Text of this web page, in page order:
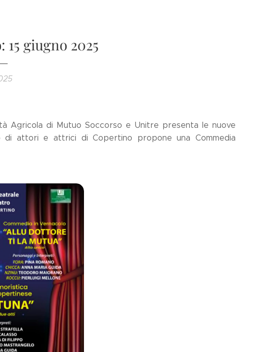
giugno 2025
Agricola di Mutuo Soccorso e Unitre presenta le nuove
attori e attrici di Copertino propone una Commedia